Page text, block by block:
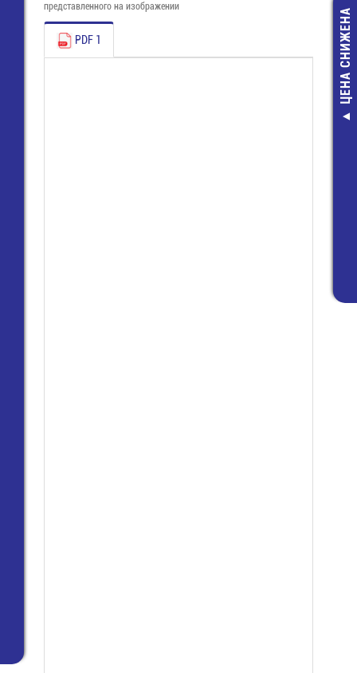
ЦЕНА СНИЖЕНА
представленного на изображении
PDF 1